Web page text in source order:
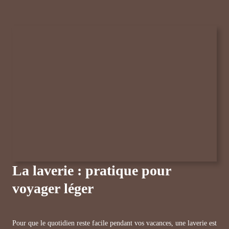
La laverie : pratique pour
voyager léger
Pour que le quotidien reste facile pendant vos vacances, une laverie est